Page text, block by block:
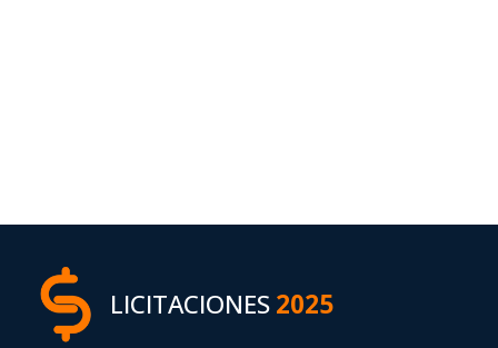
LICITACIONES2025